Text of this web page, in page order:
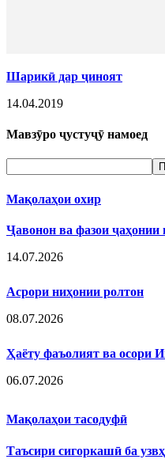
Шарикӣ дар ҷиноят
14.04.2019
Мавзӯро ҷустуҷӯ намоед
Мақолаҳои охир
Ҷавонон ва фазои ҷаҳонии
14.07.2026
Асрори ниҳонии ролтон
08.07.2026
Ҳаёту фаъолият ва осори
06.07.2026
Мақолаҳои тасодуфӣ
Таъсири сигоркашӣ ба